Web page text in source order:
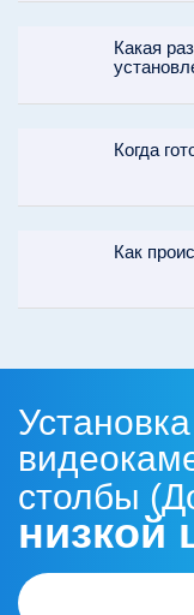
Какая
Когда
Как
столбы
низкой